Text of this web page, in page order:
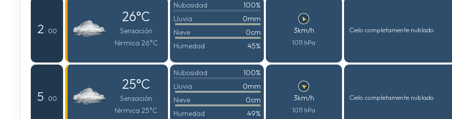
2 : 00
26°C
Sensación
térmica 26°C
Nubosidad
100%
Lluvia
0mm
Nieve
0cm
Humedad
45%
3km/h
1011 hPa
Cielo completamente nublado
5 : 00
25°C
Sensación
térmica 25°C
Nubosidad
100%
Lluvia
0mm
Nieve
0cm
Humedad
49%
3km/h
1011 hPa
Cielo completamente nublado